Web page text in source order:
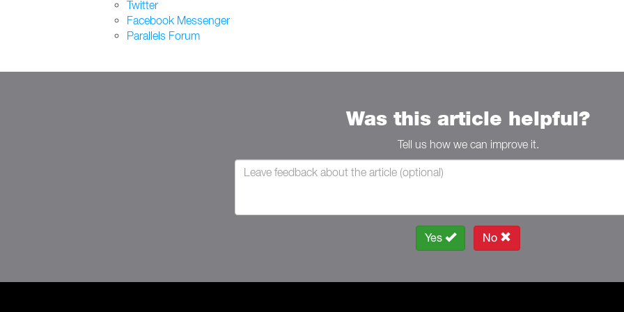
Twitter
Facebook Messenger
Parallels Forum
Was this article helpful?
Tell us how we can improve it.
Yes No